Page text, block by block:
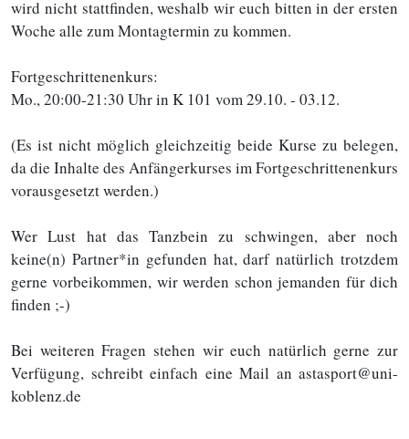
wird nicht stattfinden, weshalb wir euch bitten in der ersten
Woche alle zum Montagtermin zu kommen.
Fortgeschrittenenkurs:
Mo., 20:00-21:30 Uhr in K 101 vom 29.10. - 03.12.
(Es ist nicht möglich gleichzeitig beide Kurse zu belegen,
da die Inhalte des Anfängerkurses im Fortgeschrittenenkurs
vorausgesetzt werden.)
Wer Lust hat das Tanzbein zu schwingen, aber noch
keine(n) Partner*in gefunden hat, darf natürlich trotzdem
gerne vorbeikommen, wir werden schon jemanden für dich
finden ;-)
Bei weiteren Fragen stehen wir euch natürlich gerne zur
Verfügung, schreibt einfach eine Mail an astasport@uni-
koblenz.de